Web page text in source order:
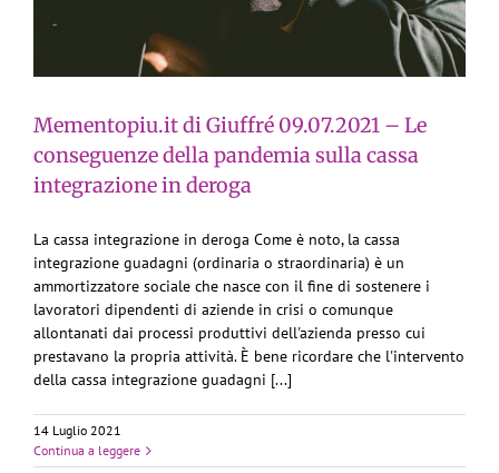
Mementopiu.it di Giuffré 09.07.2021 – Le
conseguenze della pandemia sulla cassa
integrazione in deroga
La cassa integrazione in deroga Come è noto, la cassa
integrazione guadagni (ordinaria o straordinaria) è un
ammortizzatore sociale che nasce con il fine di sostenere i
lavoratori dipendenti di aziende in crisi o comunque
allontanati dai processi produttivi dell'azienda presso cui
prestavano la propria attività. È bene ricordare che l'intervento
della cassa integrazione guadagni [...]
14 Luglio 2021
Continua a leggere